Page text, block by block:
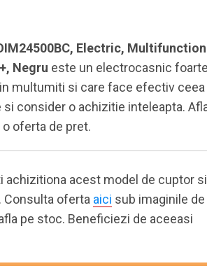
Electric,
Negru este un electrocasnic
multumiti si care face efectiv ceea
consider o achizitie inteleapta.
oferta de pret.
achizitiona acest model de cuptor
Consulta oferta aici sub imaginile de
pe stoc. Beneficiezi de aceeasi